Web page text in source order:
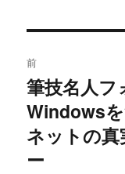
稿
ナ
ビ
前
過
去
の
筆技名人
Windows
ネットの
ー